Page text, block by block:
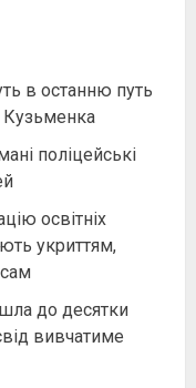
в останню путь
Кузьменка
поліцейські
освітніх
укриттям,
до десятки
вивчатиме